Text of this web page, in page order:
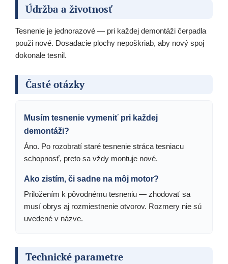
Údržba a životnosť
Tesnenie je jednorazové — pri každej demontáži čerpadla
použi nové. Dosadacie plochy nepoškriab, aby nový spoj
dokonale tesnil.
Časté otázky
Musím tesnenie vymeniť pri každej
demontáži?
Áno. Po rozobratí staré tesnenie stráca tesniacu
schopnosť, preto sa vždy montuje nové.
Ako zistím, či sadne na môj motor?
Priložením k pôvodnému tesneniu — zhodovať sa
musí obrys aj rozmiestnenie otvorov. Rozmery nie sú
uvedené v názve.
Technické parametre